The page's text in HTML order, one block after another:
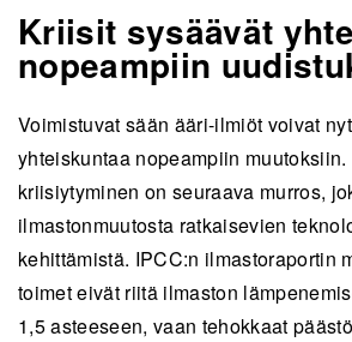
Kriisit sysäävät
nopeampiin
Voimistuvat sään ääri-ilmiöt voivat
yhteiskuntaa nopeampiin
kriisiytyminen on seuraava murros,
ilmastonmuutosta ratkaisevien
kehittämistä. IPCC:n ilmastoraportin
toimet eivät riitä ilmaston
1,5 asteeseen, vaan tehokkaat